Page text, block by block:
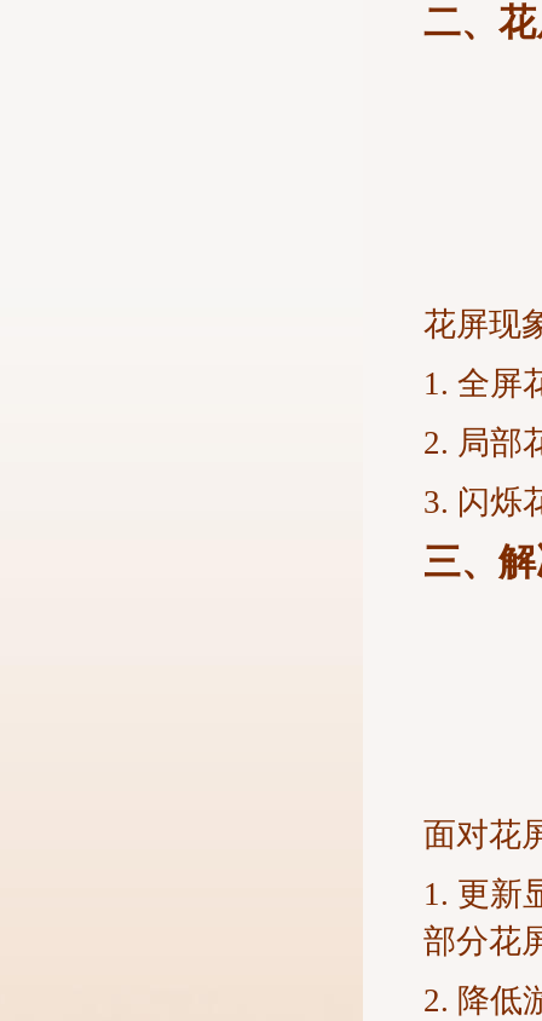
二、
花屏现
1. 全屏
2. 局部
3. 闪烁
三、
面对花
1. 更新
部分花
2. 降低